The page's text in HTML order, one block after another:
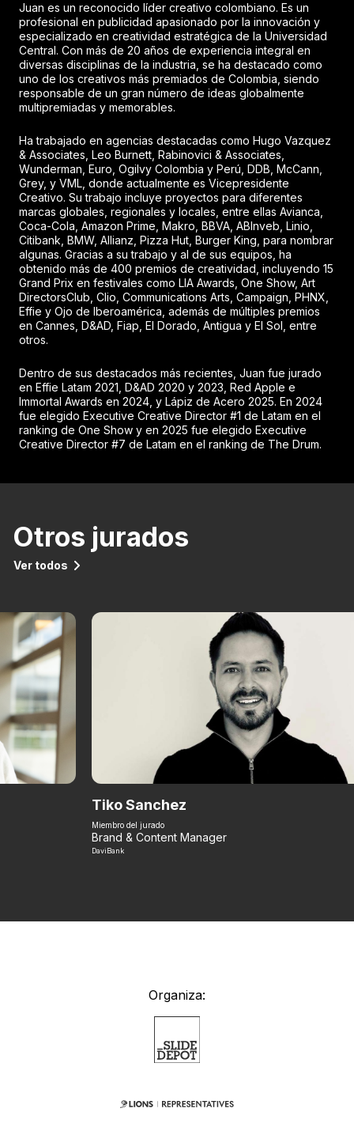
Juan es un reconocido líder creativo colombiano. Es un
profesional en publicidad apasionado por la innovación y
especializado en creatividad estratégica de la Universidad
Central. Con más de 20 años de experiencia integral en
diversas disciplinas de la industria, se ha destacado como
uno de los creativos más premiados de Colombia, siendo
responsable de un gran número de ideas globalmente
multipremiadas y memorables.
Ha trabajado en agencias destacadas como Hugo Vazquez
& Associates, Leo Burnett, Rabinovici & Associates,
Wunderman, Euro, Ogilvy Colombia y Perú, DDB, McCann,
Grey, y VML, donde actualmente es Vicepresidente
Creativo. Su trabajo incluye proyectos para diferentes
marcas globales, regionales y locales, entre ellas Avianca,
Coca-Cola, Amazon Prime, Makro, BBVA, ABInveb, Linio,
Citibank, BMW, Allianz, Pizza Hut, Burger King, para nombrar
algunas. Gracias a su trabajo y al de sus equipos, ha
obtenido más de 400 premios de creatividad, incluyendo 15
Grand Prix en festivales como LIA Awards, One Show, Art
DirectorsClub, Clio, Communications Arts, Campaign, PHNX,
Effie y Ojo de Iberoamérica, además de múltiples premios
en Cannes, D&AD, Fiap, El Dorado, Antigua y El Sol, entre
otros.
Dentro de sus destacados más recientes, Juan fue jurado
en Effie Latam 2021, D&AD 2020 y 2023, Red Apple e
Immortal Awards en 2024, y Lápiz de Acero 2025. En 2024
fue elegido Executive Creative Director #1 de Latam en el
ranking de One Show y en 2025 fue elegido Executive
Creative Director #7 de Latam en el ranking de The Drum.
Otros jurados
Ver todos
Tiko Sanchez
Miembro del jurado
Brand & Content Manager
DaviBank
Organiza: